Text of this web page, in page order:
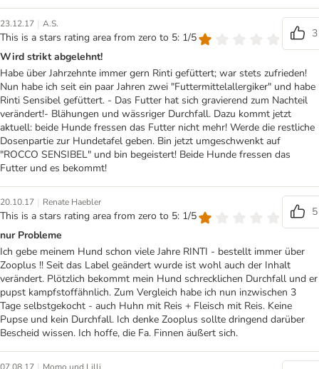
23.12.17 | A.S.
This is a stars rating area from zero to 5: 1/5
3
Wird strikt abgelehnt!
Habe über Jahrzehnte immer gern Rinti gefüttert; war stets zufrieden!
Nun habe ich seit ein paar Jahren zwei "Futtermittelallergiker" und habe
Rinti Sensibel gefüttert. - Das Futter hat sich gravierend zum Nachteil
verändert!- Blähungen und wässriger Durchfall. Dazu kommt jetzt
aktuell: beide Hunde fressen das Futter nicht mehr! Werde die restliche
Dosenpartie zur Hundetafel geben. Bin jetzt umgeschwenkt auf
"ROCCO SENSIBEL" und bin begeistert! Beide Hunde fressen das
Futter und es bekommt!
20.10.17 | Renate Haebler
This is a stars rating area from zero to 5: 1/5
5
nur Probleme
Ich gebe meinem Hund schon viele Jahre RINTI - bestellt immer über
Zooplus !! Seit das Label geändert wurde ist wohl auch der Inhalt
verändert. Plötzlich bekommt mein Hund schrecklichen Durchfall und er
pupst kampfstoffähnlich. Zum Vergleich habe ich nun inzwischen 3
Tage selbstgekocht - auch Huhn mit Reis + Fleisch mit Reis. Keine
Pupse und kein Durchfall. Ich denke Zooplus sollte dringend darüber
Bescheid wissen. Ich hoffe, die Fa. Finnen äußert sich.